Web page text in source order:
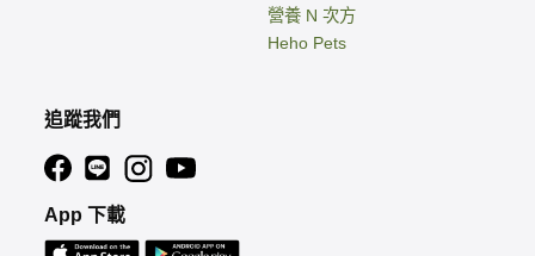
營養 N 次方
Heho Pets
追蹤我們
App 下載